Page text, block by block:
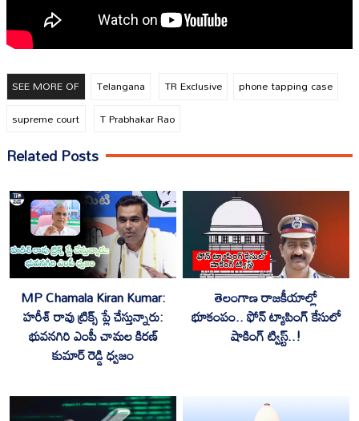
SEE MORE OF Telangana TR Exclusive
phone tapping case
supreme court
T Prabhakar Rao
Related Posts
MP Chamala Kiran Kumar:
హరీశ్ రావు ట్రిక్స్ ప్లే చేస్తున్నారు:
భువనగిరి ఎంపీ చామల కిరణ్
కుమార్ రెడ్డి ధ్వజం
తెలంగాణ రాజకీయాల్లో
భూకంపం.. ఫోన్ ట్యాపింగ్ కేసులో
షాకింగ్ ట్విస్ట్..!